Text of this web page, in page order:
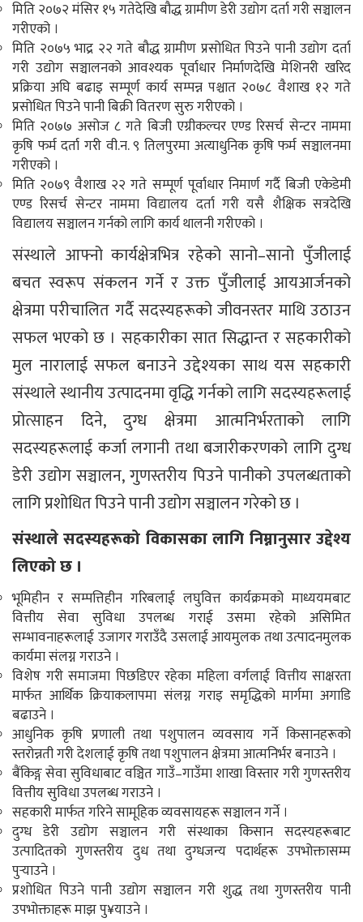
मिति २०७२ मंसिर १५ गतेदेखि बौद्ध ग्रामीण डेरी उद्योग दर्ता गरी सञ्चालन
गरीएको ।
मिति २०७५ भाद्र २२ गते बौद्ध ग्रामीण प्रसोधित पिउने पानी उद्योग दर्ता
गरी उद्योग सञ्चालनको आवश्यक पूर्वाधार निर्माणदेखि मेशिनरी खरिद
प्रक्रिया अघि बढाइ सम्पूर्ण कार्य सम्पन्न पश्चात २०७८ वैशाख १२ गते
प्रसोधित पिउने पानी बिक्री वितरण सुरु गरीएको ।
मिति २०७७ असोज ८ गते बिजी एग्रीकल्चर एण्ड रिसर्च सेन्टर नाममा
कृषि फर्म दर्ता गरी वी.न. ९ तिलपुरमा अत्याधुनिक कृषि फर्म सञ्चालनमा
गरीएको ।
मिति २०७९ वैशाख २२ गते सम्पूर्ण पूर्वाधार निमार्ण गर्दै बिजी एकेडेमी
एण्ड रिसर्च सेन्टर नाममा विद्यालय दर्ता गरी यसै शैक्षिक सत्रदेखि
विद्यालय सञ्चालन गर्नको लागि कार्य थालनी गरीएको ।
संस्थाले आफ्नो कार्यक्षेत्रभित्र रहेको सानो–सानो पुँजीलाई
बचत स्वरूप संकलन गर्ने र उक्त पुँजीलाई आयआर्जनको
क्षेत्रमा परीचालित गर्दै सदस्यहरूको जीवनस्तर माथि उठाउन
सफल भएको छ । सहकारीका सात सिद्धान्त र सहकारीको
मुल नारालाई सफल बनाउने उद्देश्यका साथ यस सहकारी
संस्थाले स्थानीय उत्पादनमा वृद्धि गर्नको लागि सदस्यहरूलाई
प्रोत्साहन दिने, दुग्ध क्षेत्रमा आत्मनिर्भरताको लागि
सदस्यहरूलाई कर्जा लगानी तथा बजारीकरणको लागि दुग्ध
डेरी उद्योग सञ्चालन, गुणस्तरीय पिउने पानीको उपलब्धताको
लागि प्रशोधित पिउने पानी उद्योग सञ्चालन गरेको छ ।
संस्थाले सदस्यहरूको विकासका लागि निम्नानुसार उद्देश्य
लिएको छ ।
भूमिहीन र सम्पत्तिहीन गरिबलाई लघुवित्त कार्यक्रमको माध्ययमबाट
वित्तीय सेवा सुविधा उपलब्ध गराई उसमा रहेको असिमित
सम्भावनाहरूलाई उजागर गराउँदै उसलाई आयमुलक तथा उत्पादनमुलक
कार्यमा संलग्न गराउने ।
विशेष गरी समाजमा पिछडिएर रहेका महिला वर्गलाई वित्तीय साक्षरता
मार्फत आर्थिक क्रियाकलापमा संलग्न गराइ समृद्धिको मार्गमा अगाडि
बढाउने ।
आधुनिक कृषि प्रणाली तथा पशुपालन व्यवसाय गर्ने किसानहरूको
स्तरोन्नती गरी देशलाई कृषि तथा पशुपालन क्षेत्रमा आत्मनिर्भर बनाउने ।
बैंकिङ्ग सेवा सुविधाबाट वञ्चित गाउँ–गाउँमा शाखा विस्तार गरी गुणस्तरीय
वित्तीय सुविधा उपलब्ध गराउने ।
सहकारी मार्फत गरिने सामूहिक व्यवसायहरू सञ्चालन गर्ने ।
दुग्ध डेरी उद्योग सञ्चालन गरी संस्थाका किसान सदस्यहरूबाट
उत्पादितको गुणस्तरीय दुध तथा दुग्धजन्य पदार्थहरू उपभोक्तासम्म
पुर्‍याउने ।
प्रशोधित पिउने पानी उद्योग सञ्चालन गरी शुद्ध तथा गुणस्तरीय पानी
उपभोक्ताहरू माझ पु¥याउने ।